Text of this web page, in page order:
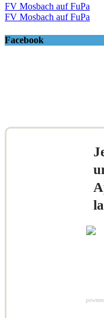
FV Mosbach auf FuPa
FV Mosbach auf FuPa
Facebook